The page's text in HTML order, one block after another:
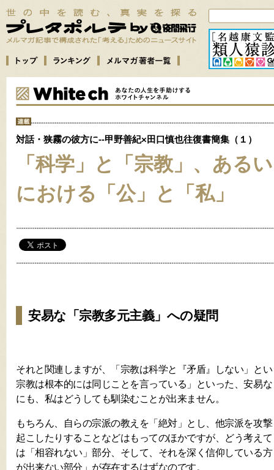
対話・狭霧の彼方に--甲野善紀×田口慎也往復書簡集（１）
「科学」と「宗教」、ある
における「公」と「私」
安易な「宗教多元主義」への疑問
それと関連しますが、「宗教は科学と『矛盾』しない」と
宗教は根本的には同じことを言っている」といった、安易
にも、私はどうしても馴染むことが出来ません。
もちろん、自らの宗派の教えを「絶対」とし、他宗派を攻
起こしたりすることなどはもってのほかですが、どう考え
は「相容れない」部分、そして、それを深く信仰している
が出来ない部分」が存在するはずなのです。